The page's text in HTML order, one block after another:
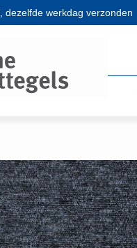
, dezelfde werkdag verzonden